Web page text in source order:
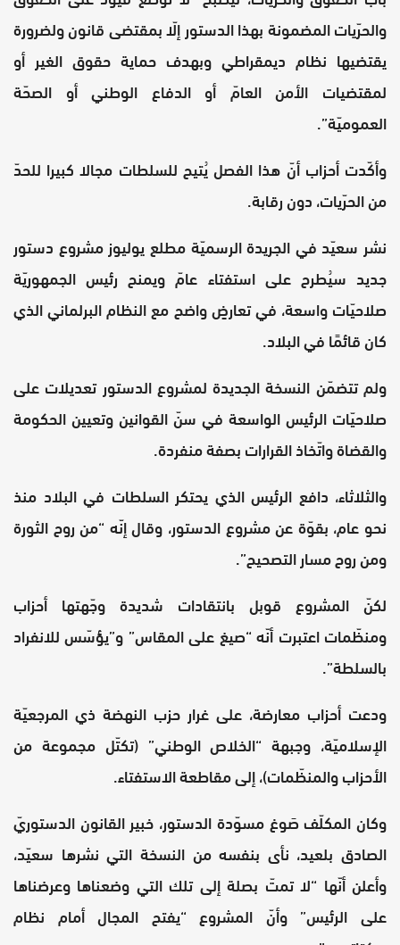
والحرّيات المضمونة بهذا الدستور إلّا بمقتضى قانون ولضرورة
يقتضيها نظام ديمقراطي وبهدف حماية حقوق الغير أو
لمقتضيات الأمن العامّ أو الدفاع الوطني أو الصحّة
العموميّة”.
وأكّدت أحزاب أنّ هذا الفصل يُتيح للسلطات مجالا كبيرا للحدّ
من الحرّيات، دون رقابة.
نشر سعيّد في الجريدة الرسميّة مطلع يوليوز مشروع دستور
جديد سيُطرح على استفتاء عامّ ويمنح رئيس الجمهوريّة
صلاحيّات واسعة، في تعارضٍ واضح مع النظام البرلماني الذي
كان قائمًا في البلاد.
ولم تتضمّن النسخة الجديدة لمشروع الدستور تعديلات على
صلاحيّات الرئيس الواسعة في سنّ القوانين وتعيين الحكومة
والقضاة واتّخاذ القرارات بصفة منفردة.
والثلاثاء، دافع الرئيس الذي يحتكر السلطات في البلاد منذ
نحو عام، بقوّة عن مشروع الدستور، وقال إنّه “من روح الثورة
ومن روح مسار التصحيح”.
لكنّ المشروع قوبل بانتقادات شديدة وجّهتها أحزاب
ومنظّمات اعتبرت أنّه “صيغ على المقاس” و”يؤسّس للانفراد
بالسلطة”.
ودعت أحزاب معارضة، على غرار حزب النهضة ذي المرجعيّة
الإسلاميّة، وجبهة “الخلاص الوطني” (تكتّل مجموعة من
الأحزاب والمنظّمات)، إلى مقاطعة الاستفتاء.
وكان المكلّف صَوغ مسوّدة الدستور، خبير القانون الدستوريّ
الصادق بلعيد، نأى بنفسه من النسخة التي نشرها سعيّد،
وأعلن أنّها “لا تمتّ بصلة إلى تلك التي وضعناها وعرضناها
على الرئيس” وأنّ المشروع “يفتح المجال أمام نظام